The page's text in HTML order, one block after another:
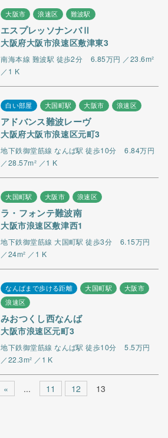
大阪市 浪速区 難波駅
エスプレッソナンバⅡ
大阪府大阪市浪速区敷津東3
南海本線 難波駅 徒歩2分
6.85万円 ／23.6m²
／1 K
白い部屋 大国町駅 大阪市 浪速区
アドバンス難波レーヴ
大阪府大阪市浪速区元町3
地下鉄御堂筋線 なんば駅 徒歩10分
6.84万円
／28.57m² ／1 K
大国町駅 大阪市 浪速区
ラ・フォンテ難波南
大阪市浪速区敷津西1
地下鉄御堂筋線 大国町駅 徒歩3分
6.15万円
／24m² ／1 K
なんばまで歩ける距離 大国町駅
大阪市
浪速区
みおつくし西なんば
大阪市浪速区元町3
地下鉄御堂筋線 なんば駅 徒歩10分
5.5万円
／22.3m² ／1 K
« ... 11 12 13